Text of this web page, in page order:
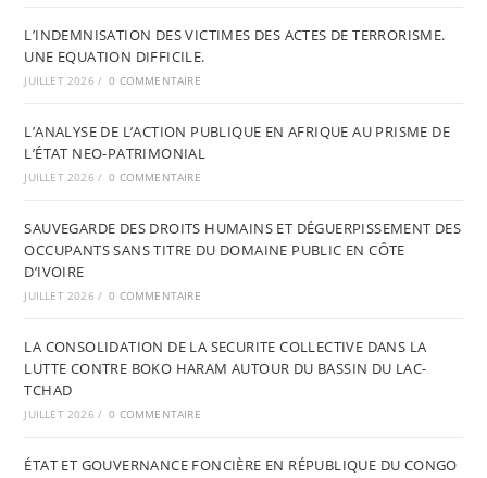
L’INDEMNISATION DES VICTIMES DES ACTES DE TERRORISME.
UNE EQUATION DIFFICILE.
JUILLET 2026 / 0 COMMENTAIRE
L’ANALYSE DE L’ACTION PUBLIQUE EN AFRIQUE AU PRISME DE
L’ÉTAT NEO-PATRIMONIAL
JUILLET 2026 / 0 COMMENTAIRE
SAUVEGARDE DES DROITS HUMAINS ET DÉGUERPISSEMENT DES
OCCUPANTS SANS TITRE DU DOMAINE PUBLIC EN CÔTE
D’IVOIRE
JUILLET 2026 / 0 COMMENTAIRE
LA CONSOLIDATION DE LA SECURITE COLLECTIVE DANS LA
LUTTE CONTRE BOKO HARAM AUTOUR DU BASSIN DU LAC-
TCHAD
JUILLET 2026 / 0 COMMENTAIRE
ÉTAT ET GOUVERNANCE FONCIÈRE EN RÉPUBLIQUE DU CONGO